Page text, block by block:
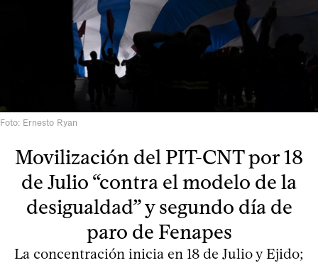
Foto: Ernesto Ryan
Movilización del PIT-CNT por 18
de Julio “contra el modelo de la
desigualdad” y segundo día de
paro de Fenapes
La concentración inicia en 18 de Julio y Ejido;